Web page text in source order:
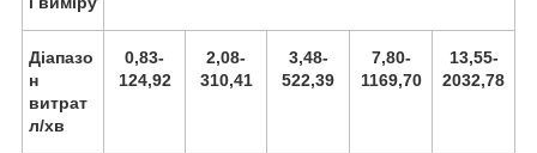
Діапазо
н
витрат
л/хв
0,83-
124,92
2,08-
310,41
3,48-
522,39
7,80-
1169,70
13,55-
2032,78